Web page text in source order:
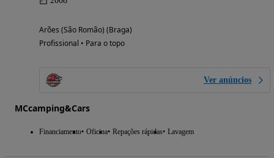
Arões (São Romão) (Braga)
Profissional • Para o topo
Ver anúncios
MCcamping&Cars
Financiamento Oficina Repações rápidas Lavagem